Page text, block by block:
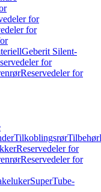
for
for
Geberit Silent-
for
Reservedeler for
TilkoblingsrørTilbehør
Reservedeler for
Reservedeler for
SuperTube-